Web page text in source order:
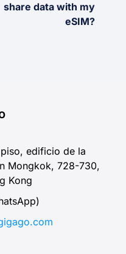
share data with my
eSIM?
edificio de la
Mongkok, 728-730,
Kong